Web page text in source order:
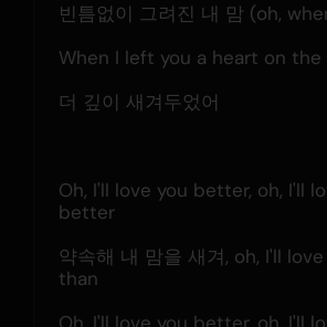
빈틈없이 그려진 내 맘 (oh,
When I left you a heart on the
더 깊이 새겨두었어
Oh, I'll love you better, oh, I'll
better
약속해 내 맘을 새겨, oh, I'll
than